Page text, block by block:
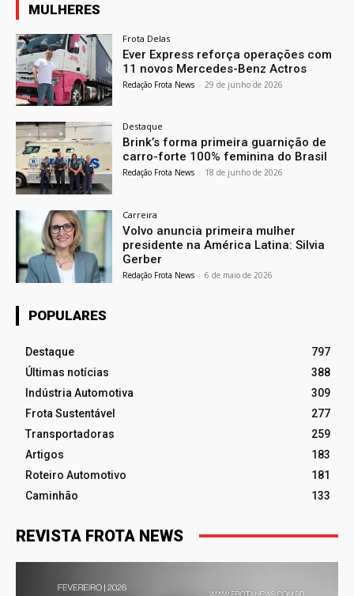
MULHERES
Frota Delas
Ever Express reforça operações com
11 novos Mercedes-Benz Actros
Redação Frota News - 29 de junho de 2026
Destaque
Brink’s forma primeira guarnição de
carro-forte 100% feminina do Brasil
Redação Frota News - 18 de junho de 2026
Carreira
Volvo anuncia primeira mulher
presidente na América Latina: Silvia
Gerber
Redação Frota News - 6 de maio de 2026
POPULARES
Destaque
797
Últimas notícias
388
Indústria Automotiva
309
Frota Sustentável
277
Transportadoras
259
Artigos
183
Roteiro Automotivo
181
Caminhão
133
REVISTA FROTA NEWS